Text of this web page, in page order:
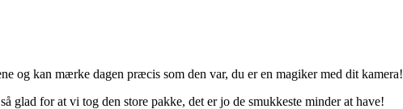
og kan mærke dagen præcis som den var, du er en magiker med dit kamera!
glad for at vi tog den store pakke, det er jo de smukkeste minder at have!